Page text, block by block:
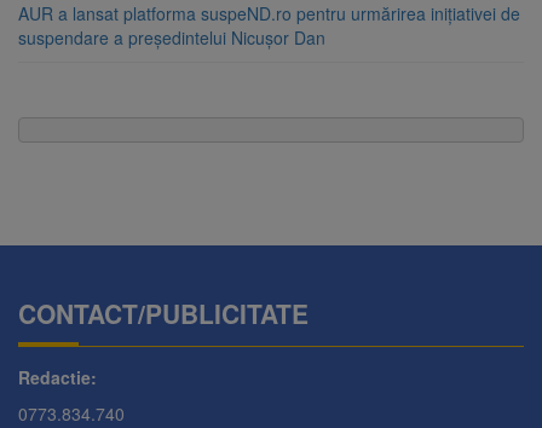
AUR a lansat platforma suspeND.ro pentru urmărirea inițiativei de
suspendare a președintelui Nicușor Dan
CONTACT/PUBLICITATE
Redactie:
0773.834.740